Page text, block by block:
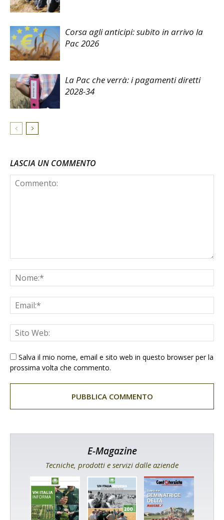
Corsa agli anticipi: subito in arrivo la
Pac 2026
La Pac che verrà: i pagamenti diretti
2028-34
LASCIA UN COMMENTO
Salva il mio nome, email e sito web in questo browser per la
prossima volta che commento.
E-Magazine
Tecniche, prodotti e servizi dalle aziende